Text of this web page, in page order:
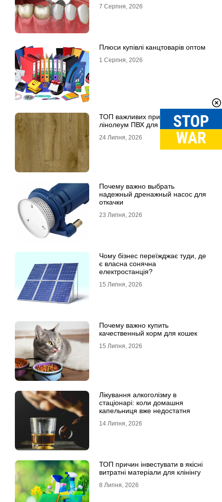
7 Серпня, 2026
Плюси купівлі канцтоварів оптом
1 Серпня, 2026
ТОП важливих причин обрати
лінолеум ПВХ для підлоги
24 Липня, 2026
Почему важно выбрать
надежный дренажный насос для
откачки
23 Липня, 2026
Чому бізнес переїжджає туди, де
є власна сонячна
електростанція?
15 Липня, 2026
Почему важно купить
качественный корм для кошек
15 Липня, 2026
Лікування алкоголізму в
стаціонарі: коли домашня
капельниця вже недостатня
14 Липня, 2026
ТОП причин інвестувати в якісні
витратні матеріали для клінінгу
8 Липня, 2026